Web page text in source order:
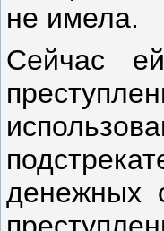
не имела.
Сейчас
денежных